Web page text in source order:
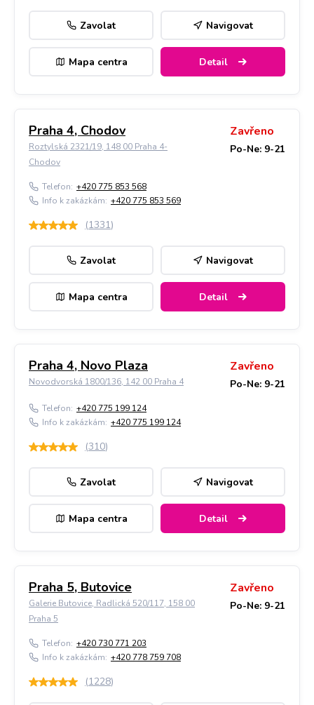
Zavolat Navigovat
Mapa centra Detail
Praha 4, Chodov
Roztylská 2321/19, 148 00 Praha 4-
Chodov
Zavřeno
Po-Ne: 9-21
Telefon: +420 775 853 568
Info k zakázkám: +420 775 853 569
(1331)
Zavolat Navigovat
Mapa centra Detail
Praha 4, Novo Plaza
Novodvorská 1800/136, 142 00 Praha 4
Zavřeno
Po-Ne: 9-21
Telefon: +420 775 199 124
Info k zakázkám: +420 775 199 124
(310)
Zavolat Navigovat
Mapa centra Detail
Praha 5, Butovice
Galerie Butovice, Radlická 520/117, 158 00
Praha 5
Zavřeno
Po-Ne: 9-21
Telefon: +420 730 771 203
Info k zakázkám: +420 778 759 708
(1228)